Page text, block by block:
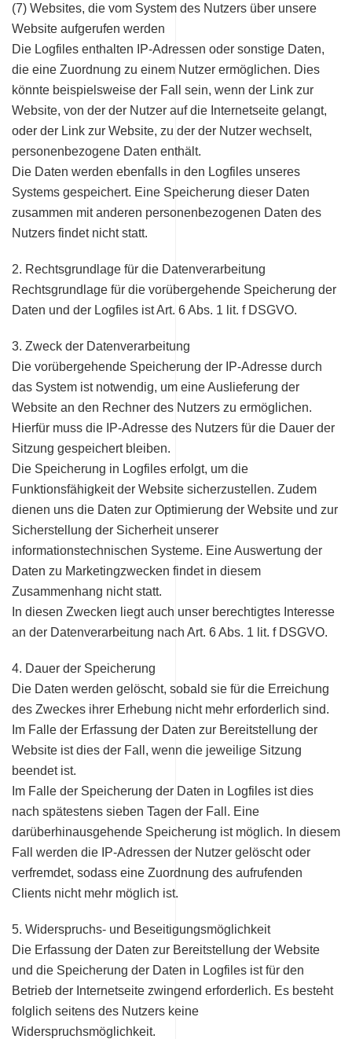
(7) Websites, die vom System des Nutzers über unsere
Website aufgerufen werden
Die Logfiles enthalten IP-Adressen oder sonstige Daten,
die eine Zuordnung zu einem Nutzer ermöglichen. Dies
könnte beispielsweise der Fall sein, wenn der Link zur
Website, von der der Nutzer auf die Internetseite gelangt,
oder der Link zur Website, zu der der Nutzer wechselt,
personenbezogene Daten enthält.
Die Daten werden ebenfalls in den Logfiles unseres
Systems gespeichert. Eine Speicherung dieser Daten
zusammen mit anderen personenbezogenen Daten des
Nutzers findet nicht statt.
2. Rechtsgrundlage für die Datenverarbeitung
Rechtsgrundlage für die vorübergehende Speicherung der
Daten und der Logfiles ist Art. 6 Abs. 1 lit. f DSGVO.
3. Zweck der Datenverarbeitung
Die vorübergehende Speicherung der IP-Adresse durch
das System ist notwendig, um eine Auslieferung der
Website an den Rechner des Nutzers zu ermöglichen.
Hierfür muss die IP-Adresse des Nutzers für die Dauer der
Sitzung gespeichert bleiben.
Die Speicherung in Logfiles erfolgt, um die
Funktionsfähigkeit der Website sicherzustellen. Zudem
dienen uns die Daten zur Optimierung der Website und zur
Sicherstellung der Sicherheit unserer
informationstechnischen Systeme. Eine Auswertung der
Daten zu Marketingzwecken findet in diesem
Zusammenhang nicht statt.
In diesen Zwecken liegt auch unser berechtigtes Interesse
an der Datenverarbeitung nach Art. 6 Abs. 1 lit. f DSGVO.
4. Dauer der Speicherung
Die Daten werden gelöscht, sobald sie für die Erreichung
des Zweckes ihrer Erhebung nicht mehr erforderlich sind.
Im Falle der Erfassung der Daten zur Bereitstellung der
Website ist dies der Fall, wenn die jeweilige Sitzung
beendet ist.
Im Falle der Speicherung der Daten in Logfiles ist dies
nach spätestens sieben Tagen der Fall. Eine
darüberhinausgehende Speicherung ist möglich. In diesem
Fall werden die IP-Adressen der Nutzer gelöscht oder
verfremdet, sodass eine Zuordnung des aufrufenden
Clients nicht mehr möglich ist.
5. Widerspruchs- und Beseitigungsmöglichkeit
Die Erfassung der Daten zur Bereitstellung der Website
und die Speicherung der Daten in Logfiles ist für den
Betrieb der Internetseite zwingend erforderlich. Es besteht
folglich seitens des Nutzers keine
Widerspruchsmöglichkeit.